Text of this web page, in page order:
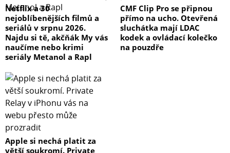
Netflix a 30
nejoblíbenějších filmů a
seriálů v srpnu 2026.
Najdu si tě, akčňák My vás
naučíme nebo krimi
seriály Metanol a Rapl
CMF Clip Pro se připnou
přímo na ucho. Otevřená
sluchátka mají LDAC
kodek a ovládací kolečko
na pouzdře
Apple si nechá platit za
větší soukromí. Private